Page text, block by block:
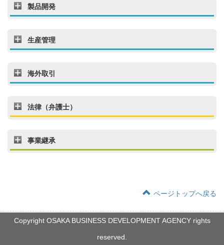
製品開発
生産管理
海外取引
法律（弁護士）
事業継承
ページトップへ戻る
Copyright OSAKA BUSINESS DEVELOPMENT AGENCY rights
reserved.